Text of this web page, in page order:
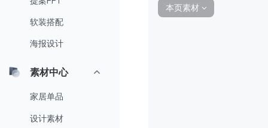
软装搭配
海报设计
素材中心
家居单品
设计素材
本页素材 ∨